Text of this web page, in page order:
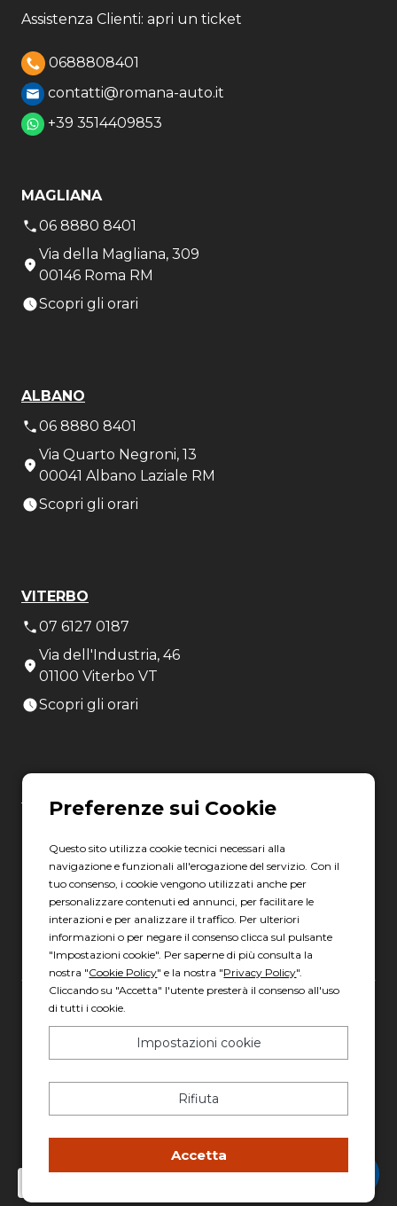
Assistenza Clienti: apri un ticket
0688808401
contatti@romana-auto.it
+39 3514409853
MAGLIANA
06 8880 8401
Via della Magliana, 309
00146 Roma RM
Scopri gli orari
ALBANO
06 8880 8401
Via Quarto Negroni, 13
00041 Albano Laziale RM
Scopri gli orari
VITERBO
07 6127 0187
Via dell'Industria, 46
01100 Viterbo VT
Scopri gli orari
Via Torre la Felce, 41/bis
04010 Latina LT
Scopri gli orari
Piazza della Radio, 35 - 00146 Roma
PEC: italiavenditauto@legalmail.it
Capitale sociale: 2.300.000,00 I.V.
Questo sito utilizza cookie tecnici necessari alla
navigazione e funzionali all'erogazione del servizio. Con il
tuo consenso, i cookie vengono utilizzati anche per
personalizzare contenuti ed annunci, per facilitare le
interazioni e per analizzare il traffico. Per ulteriori
informazioni o per negare il consenso clicca sul pulsante
"Impostazioni cookie". Per saperne di più consulta la
nostra "Cookie Policy" e la nostra "Privacy Policy".
Cliccando su "Accetta" l'utente presterà il consenso all'uso
di tutti i cookie.
Impostazioni cookie
Rifiuta
Accetta
Chatta con Stefano